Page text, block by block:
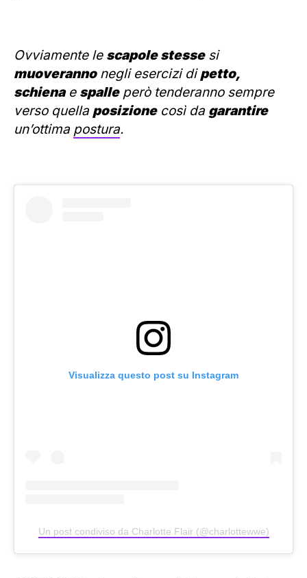
Ovviamente le scapole stessesi
muoverannonegli esercizi dipetto,
schienae spalleperò tenderanno sempre
verso quella posizionecosì da garantire
un’ottima postura.
Visualizza questo post su Instagram
Un post condiviso da Charlotte Flair (@charlottewwe)